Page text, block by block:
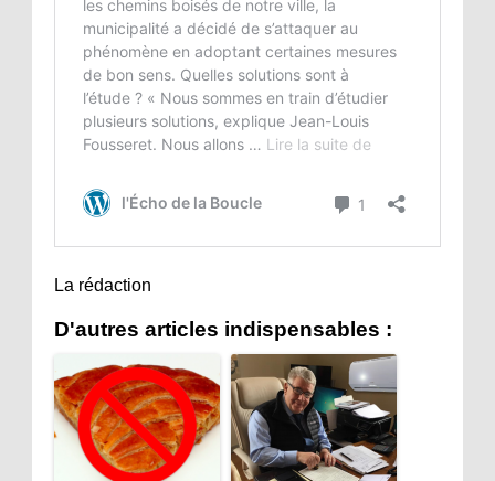
La rédaction
D'autres articles indispensables :